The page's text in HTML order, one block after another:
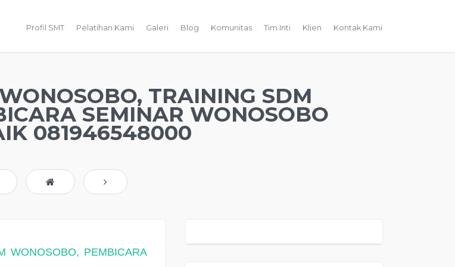
Profil SMT Pelatihan Kami Galeri Blog Komunitas Tim Inti Klien Kontak Kami
TRAINING SDM
SEMINAR WONOSOBO
081946548000
WONOSOBO, PEMBICARA